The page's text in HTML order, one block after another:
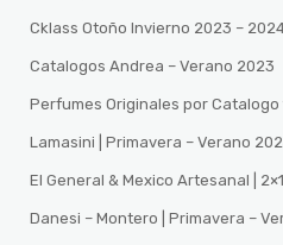
Cklass Otoño Invierno 2023 –
Catalogos Andrea – Verano 2023
Perfumes Originales por
Lamasini | Primavera – Verano
El General & Mexico Artesanal |
Danesi – Montero | Primavera –